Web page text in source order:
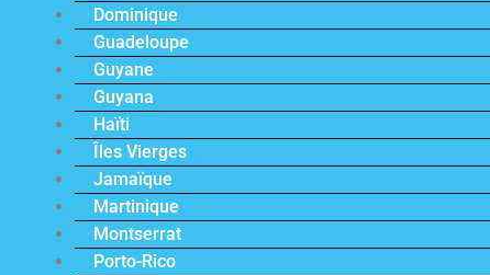
Dominique
Guadeloupe
Guyane
Guyana
Haïti
Îles Vierges
Jamaïque
Martinique
Montserrat
Porto-Rico